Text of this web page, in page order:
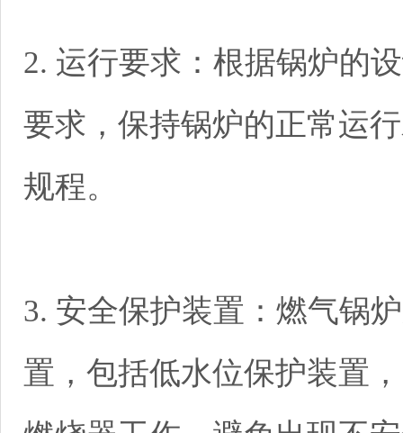
2. 运行要求：根据锅炉的
要求，保持锅炉的正常运
规程。
3. 安全保护装置：燃气锅
置，包括低水位保护装置